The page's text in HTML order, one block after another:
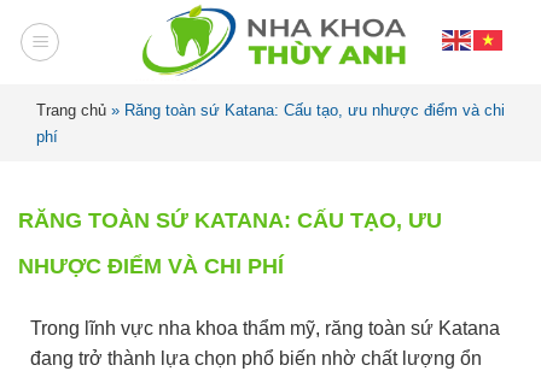
Trang chủ » Răng toàn sứ Katana: Cấu tạo, ưu nhược điểm và chi
phí
RĂNG TOÀN SỨ KATANA: CẤU TẠO, ƯU
NHƯỢC ĐIỂM VÀ CHI PHÍ
Trong lĩnh vực nha khoa thẩm mỹ, răng toàn sứ Katana
đang trở thành lựa chọn phổ biến nhờ chất lượng ổn